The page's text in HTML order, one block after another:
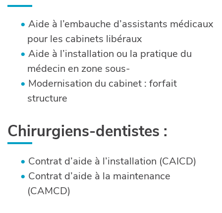
Aide à l’embauche d’assistants médicaux
pour les cabinets libéraux
Aide à l’installation ou la pratique du
médecin en zone sous-
Modernisation du cabinet : forfait
structure
Chirurgiens-dentistes :
Contrat d’aide à l’installation (CAICD)
Contrat d’aide à la maintenance
(CAMCD)